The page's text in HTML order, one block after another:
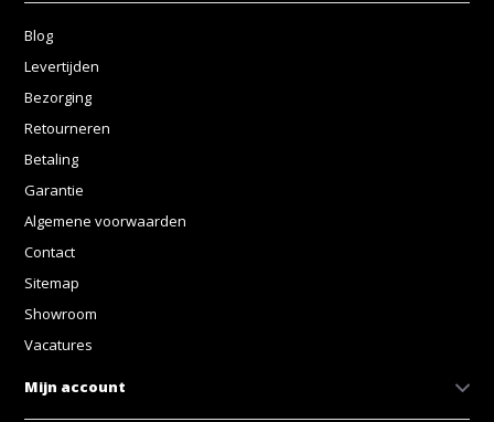
Blog
Levertijden
Bezorging
Retourneren
Betaling
Garantie
Algemene voorwaarden
Contact
Sitemap
Showroom
Vacatures
Mijn account